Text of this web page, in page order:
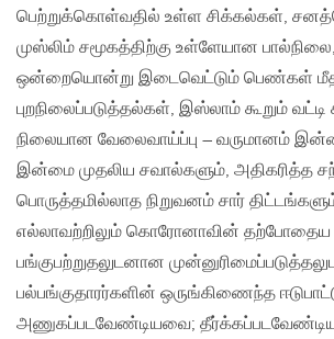
பெற்றுக்கொள்வதில் உள்ள சிக்கல்கள்,
முஸ்லிம் சமூகத்திற்கு உள்ளேயான
ஒன்றையொன்று இடைவெட்டும் பெண்கள்
புறநிலைப்படுத்தல்கள், இஸ்லாம் கூறும் வட்டி
நிலையான வேலைவாய்ப்பு – வருமானம்
இன்மை முதலிய சவால்களும், அதிகரித்த
பொருத்தமில்லாத நிறுவனம் சார்
எல்லாவற்றிலும் கொரோனாவின் தற்போதைய
பங்குபற்றுதலுடனான
பல்பங்குதாரர்களின் ஒருங்கிணைந்த
அணுகப்படவேண்டியவை;